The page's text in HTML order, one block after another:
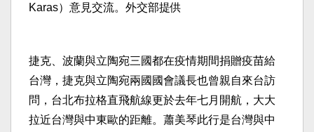
Karas）意見交流。外交部提供
捷克、波蘭與立陶宛三國都在疫情期間捐贈疫苗給
台灣，捷克與立陶宛兩國國會議長也曾親自來台訪
問，台北布拉格直飛航線更於去年七月開航，大大
拉近台灣與中東歐的距離。蕭美琴此行是台灣與中